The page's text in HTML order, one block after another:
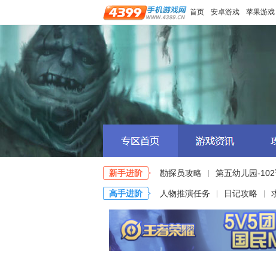
首页 安卓游戏 苹果游戏
新手进阶 勘探员攻略 第五幼儿园-
高手进阶 人物推演任务 日记攻略